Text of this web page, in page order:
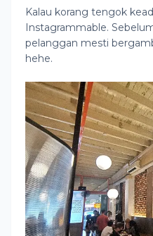
Kalau korang tengok
Instagrammable.
pelanggan mesti
hehe.